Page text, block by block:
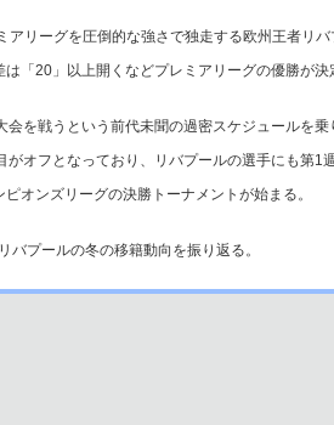
リーグを圧倒的な強さで独走する欧州王者リ
「20」以上開くなどプレミアリーグの優勝が決
を戦うという前代未聞の過密スケジュールを
がオフとなっており、リバプールの選手にも第1
オンズリーグの決勝トーナメントが始まる。
プールの冬の移籍動向を振り返る。